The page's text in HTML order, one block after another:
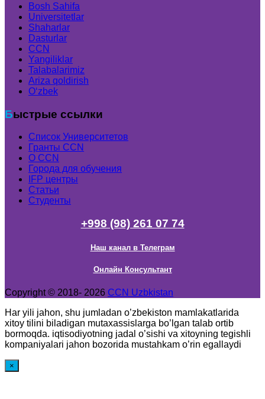
Bosh Sahifa
Universitetlar
Shaharlar
Dasturlar
CCN
Yangiliklar
Talabalarimiz
Ariza qoldirish
Oʻzbek
Быстрые ссылки
Список Университетов
Гранты ССN
О ССN
Города для обучения
IFP центры
Статьи
Студенты
+998 (98) 261 07 74
Наш канал в Телеграм
Онлайн Консультант
Copyright © 2018- 2026 CCN Uzbkistan
Har yili jahon, shu jumladan o’zbekiston mamlakatlarida
xitoy tilini biladigan mutaxassislarga bo’lgan talab ortib
bormoqda. iqtisodiyotning jadal o’sishi va xitoyning tegishli
kompaniyalari jahon bozorida mustahkam o’rin egallaydi
×